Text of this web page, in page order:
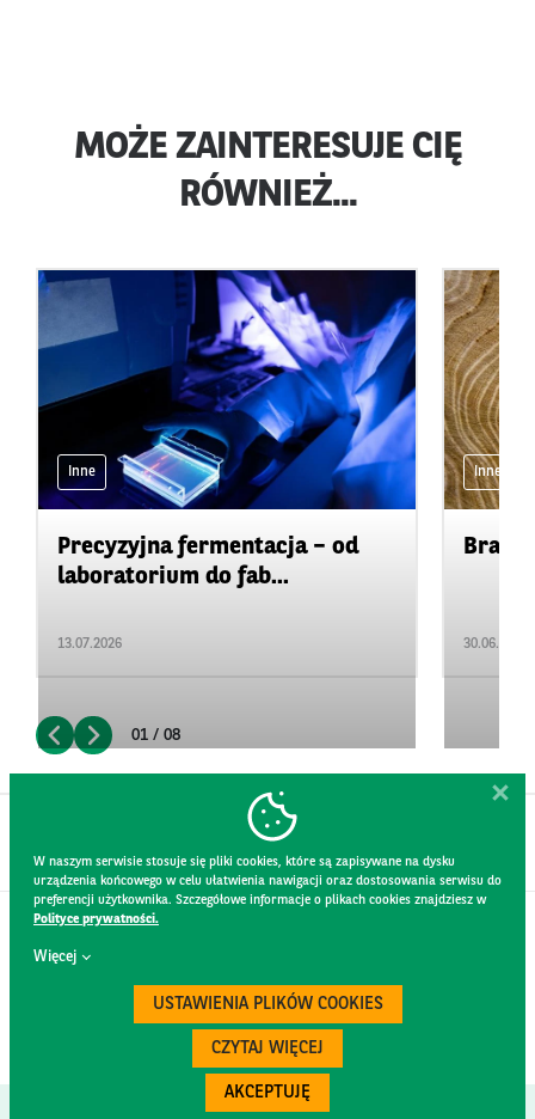
MOŻE ZAINTERESUJE CIĘ
RÓWNIEŻ...
Inne
Precyzyjna fermentacja – od
laboratorium do fab...
13.07.2026
Inne
30.06.2026
01 / 08
W naszym serwisie stosuje się pliki cookies, które są zapisywane na dysku
urządzenia końcowego w celu ułatwienia nawigacji oraz dostosowania serwisu do
preferencji użytkownika. Szczegółowe informacje o plikach cookies znajdziesz w
Polityce prywatności.
Więcej
USTAWIENIA PLIKÓW COOKIES
CZYTAJ WIĘCEJ
AKCEPTUJĘ
KONTAKT
REGULAMIN STRONY
POLITYKA PRYWATNOŚCI